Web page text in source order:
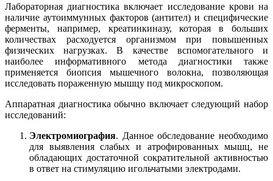
Лабораторная диагностика включает исследование крови на
наличие аутоиммунных факторов (антител) и специфические
ферменты, например, креатинкиназу, которая в больших
количествах расходуется организмом при повышенных
физических нагрузках. В качестве вспомогательного и
наиболее информативного метода диагностики также
применяется биопсия мышечного волокна, позволяющая
исследовать пораженную мышцу под микроскопом.
Аппаратная диагностика обычно включает следующий набор
исследований:
Электромиография. Данное обследование необходимо
для выявления слабых и атрофированных мышц, не
обладающих достаточной сократительной активностью
в ответ на стимуляцию игольчатыми электродами.